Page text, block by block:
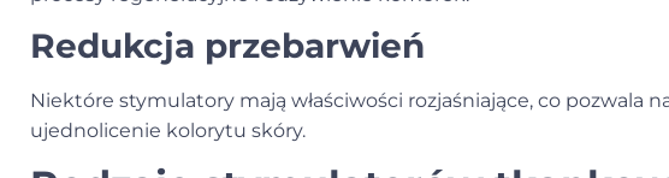
Redukcja przebarwień
Niektóre stymulatory mają właściwości rozjaśniające, co pozwala
ujednolicenie kolorytu skóry.